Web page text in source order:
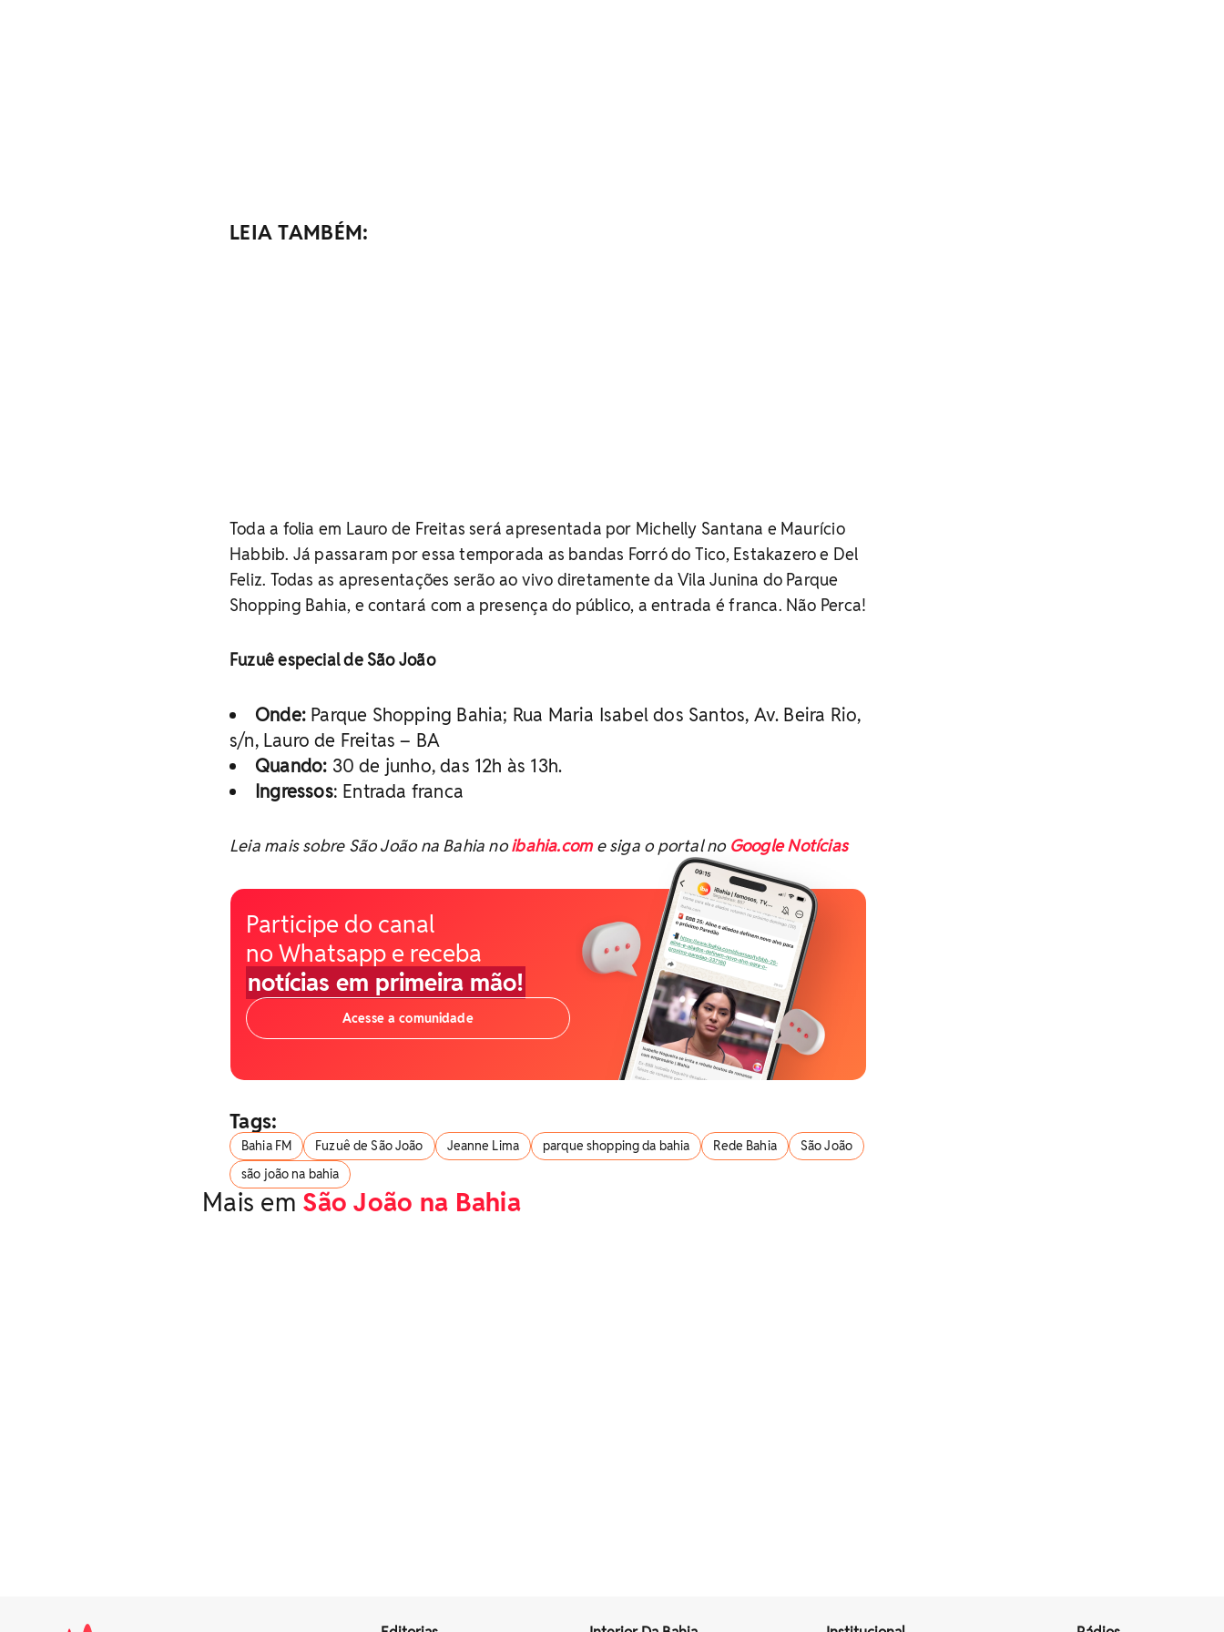
LEIA TAMBÉM:
Toda a folia em Lauro de Freitas será apresentada por Michelly Santana e Maurício
Habbib. Já passaram por essa temporada as bandas Forró do Tico, Estakazero e Del
Feliz. Todas as apresentações serão ao vivo diretamente da Vila Junina do Parque
Shopping Bahia, e contará com a presença do público, a entrada é franca. Não Perca!
Fuzuê especial de São João
Onde: Parque Shopping Bahia; Rua Maria Isabel dos Santos, Av. Beira Rio,
s/n, Lauro de Freitas – BA
Quando: 30 de junho, das 12h às 13h.
Ingressos: Entrada franca
Leia mais sobre São João na Bahia noibahia.come siga o portal no Google Notícias
Participe do canal
no Whatsapp e receba
notícias em primeira mão!
Acesse a comunidade
Tags:
Bahia FM Fuzuê de São João Jeanne Lima parque shopping da bahia Rede Bahia
São João
são joão na bahia
Mais em São João na Bahia